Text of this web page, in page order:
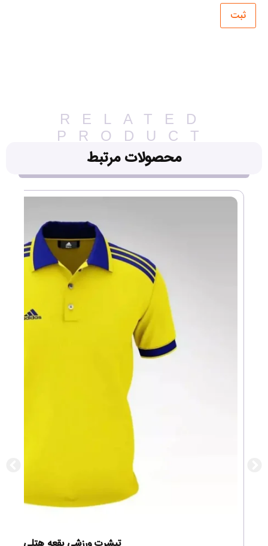
RELATED
PRODUCT
محصولات مرتبط